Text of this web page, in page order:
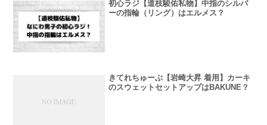
初心ラジ【道枝駿佑私物】中指のシルバ
ーの指輪（リング）はエルメス？
きてれちゅーぶ【岩崎大昇 着用】カーキ
のスウェットセットアップはBAKUNE？